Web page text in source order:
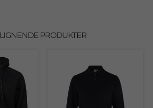
LIGNENDE PRODUKTER